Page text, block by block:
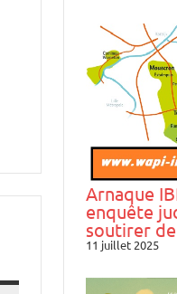
Arnaque
enquête
soutirer
11 juillet 2025